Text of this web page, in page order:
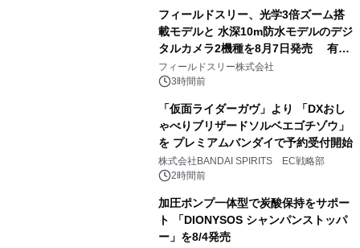
フィールドスリー、光学3倍ズーム搭
載モデルと 水深10m防水モデルのデジ
タルカメラ2機種を8月7日発売 有効
約1300万画素、用途別に選べるコンデ
ジ新登場
フィールドスリー株式会社
3時間前
「仮面ライダーガヴ」より 「DXおし
ゃべりブリザードソルベエゴチゾウ」
を プレミアムバンダイで予約受付開始
株式会社BANDAI SPIRITS EC戦略部
2時間前
加圧ポンプ一体型で炭酸保持をサポー
ト 「DIONYSOS シャンパンストッパ
ー」を8/4発売